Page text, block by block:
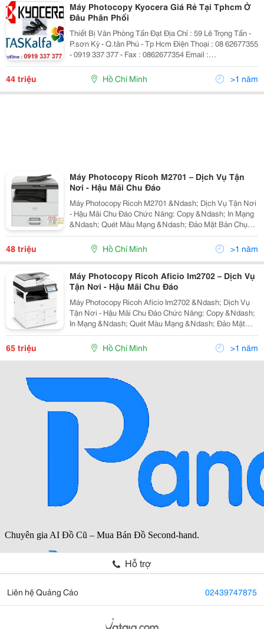
Máy Photocopy Kyocera Giá Rẻ Tại Tphcm Ở
Đâu Phân Phối
Thiết Bị Văn Phòng Tấn Đạt Địa Chỉ : 59 Lê Trọng Tấn -
P.sơn Kỳ - Q.tân Phú - Tp Hcm Điện Thoại : 08 62677355
- 0919 337 377 - Fax : 0862677354 Email :
Nhantandat@Gmail.com Web : Www.tandat.com.vn
May Photocopy Kyocera Gia Re Tai Tphcm
44 triệu Hồ Chí Minh >1 năm
Máy Photocopy Ricoh M2701 – Dịch Vụ Tận
Nơi - Hậu Mãi Chu Đáo
Máy Photocopy Ricoh M2701 &Ndash; Dịch Vụ Tận Nơi
- Hậu Mãi Chu Đáo Chức Năng: Copy &Ndash; In Mạng
&Ndash; Quét Màu Mạng &Ndash; Đảo Mặt Bản Chụp
&Ndash; Nạp Đảo Bản Gốc Tự Động Tốc Độ Copy/In:
27 Trang A4/Phút Khổ Giấy: A6 &Ndash; A3 Dung
48 triệu Hồ Chí Minh >1 năm
Máy Photocopy Ricoh Aficio Im2702 – Dịch Vụ
Tận Nơi - Hậu Mãi Chu Đáo
Máy Photocopy Ricoh Aficio Im2702 &Ndash; Dịch Vụ
Tận Nơi - Hậu Mãi Chu Đáo Chức Năng: Copy &Ndash;
In Mạng &Ndash; Quét Màu Mạng &Ndash; Đảo Mặt
Bản Chụp &Ndash; Nạp Đảo Bản Gốc Tự Động
&Ndash; Màn Điều Khiển Thông Minh Sop Tốc Độ
Copy/In: 27 Tra
65 triệu Hồ Chí Minh >1 năm
Hỗ trợ
Liên hệ Quảng Cáo 02439747875